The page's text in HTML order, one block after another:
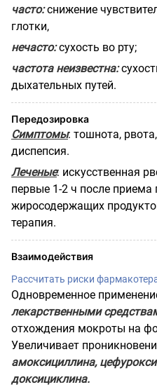
часто:снижение
глотки,
нечасто:сухость во рту;
частота неизвестна:
дыхательных путей.
Передозировка
Симптомы: тошнота,
диспепсия.
Леченые: искусственная
первые 1-2 ч после приема
жиросодержащих
терапия.
Взаимодействия
Рассчитать риски
Одновременное
лекарственными
отхождения мокроты на
Увеличивает
амоксициллина,
доксициклина.